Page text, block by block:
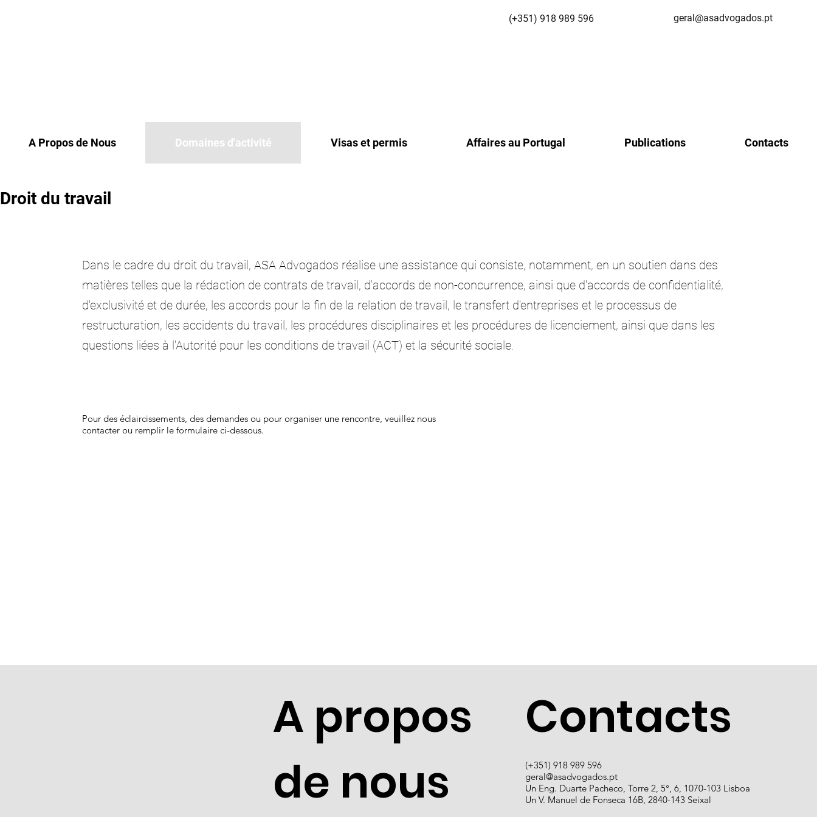
(+351) 918 989 596 geral@asadvogados.pt
A Propos de Nous Domaines d'activité Visas et permis Affaires au Portugal Publications Contacts
Droit du travail
Pour des éclaircissements, des demandes ou pour organiser une rencontre, veuillez nous
contacter ou remplir le formulaire ci-dessous.
Dans le cadre du droit du travail, ASA Advogados réalise une assistance qui consiste, notamment, en un soutien dans des
matières telles que la rédaction de contrats de travail, d'accords de non-concurrence, ainsi que d'accords de confidentialité,
d'exclusivité et de durée, les accords pour la fin de la relation de travail, le transfert d'entreprises et le processus de
restructuration, les accidents du travail, les procédures disciplinaires et les procédures de licenciement, ainsi que dans les
questions liées à l'Autorité pour les conditions de travail (ACT) et la sécurité sociale.
A propos
de nous
Contacts
(+351) 918 989 596
geral@asadvogados.pt
Un Eng. Duarte Pacheco, Torre 2, 5°, 6, 1070-103 Lisboa
Un V. Manuel de Fonseca 16B, 2840-143 Seixal